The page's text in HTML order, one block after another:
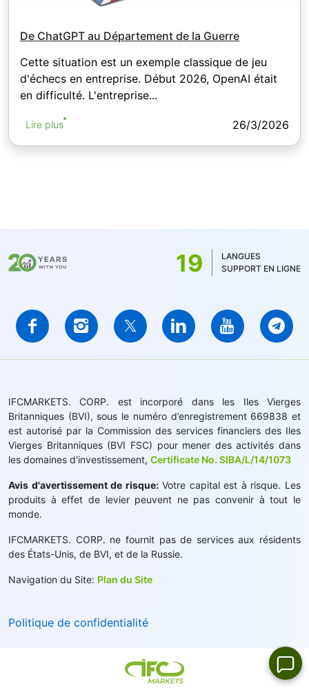
De ChatGPT au Département de la Guerre
Cette situation est un exemple classique de jeu
d'échecs en entreprise. Début 2026, OpenAI était
en difficulté. L'entreprise...
Lire plus 26/3/2026
19
LANGUES
SUPPORT EN LIGNE
IFCMARKETS. CORP. est incorporé dans les Iles Vierges
Britanniques (BVI), sous le numéro d’enregistrement 669838 et
est autorisé par la Commission des services financiers des Iles
Vierges Britanniques (BVI FSC) pour mener des activités dans
les domaines d'investissement, Certificate No. SIBA/L/14/1073
Avis d'avertissement de risque:Votre capital est à risque. Les
produits à effet de levier peuvent ne pas convenir à tout le
monde.
IFCMARKETS. CORP. ne fournit pas de services aux résidents
des États-Unis, de BVI, et de la Russie.
Navigation du Site: Plan du Site
Politique de confidentialité